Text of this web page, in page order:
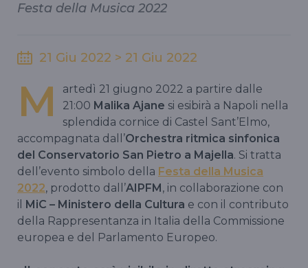
Festa della Musica 2022
21 Giu 2022 > 21 Giu 2022
M
artedì 21 giugno 2022 a partire dalle
21:00 Malika Ajane si esibirà a Napoli nella
splendida cornice di Castel Sant’Elmo,
accompagnata dall’Orchestra ritmica sinfonica
del Conservatorio San Pietro a Majella. Si tratta
dell’evento simbolo della Festa della Musica
2022, prodotto dall’AIPFM, in collaborazione con
il MiC – Ministero della Cultura e con il contributo
della Rappresentanza in Italia della Commissione
europea e del Parlamento Europeo.